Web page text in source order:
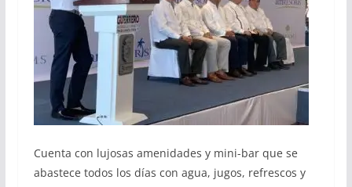
Cuenta con lujosas amenidades y mini-bar que se
abastece todos los días con agua, jugos, refrescos y